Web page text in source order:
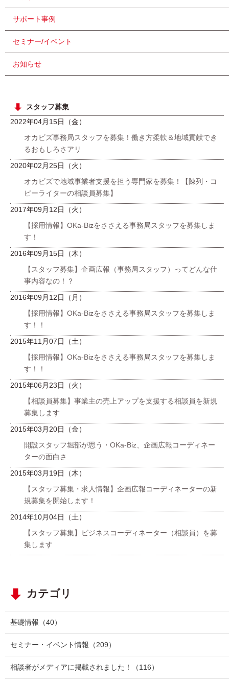
サポート事例
セミナー/イベント
お知らせ
スタッフ募集
2022年04月15日（金）
オカビズ事務局スタッフを募集！働き方柔軟＆地域貢献でき
るおもしろさアリ
2020年02月25日（火）
オカビズで地域事業者支援を担う専門家を募集！【陳列・コ
ピーライターの相談員募集】
2017年09月12日（火）
【採用情報】OKa-Bizをささえる事務局スタッフを募集しま
す！
2016年09月15日（木）
【スタッフ募集】企画広報（事務局スタッフ）ってどんな仕
事内容なの！？
2016年09月12日（月）
【採用情報】OKa-Bizをささえる事務局スタッフを募集しま
す！！
2015年11月07日（土）
【採用情報】OKa-Bizをささえる事務局スタッフを募集しま
す！！
2015年06月23日（火）
【相談員募集】事業主の売上アップを支援する相談員を新規
募集します
2015年03月20日（金）
開設スタッフ堀部が思う・OKa-Biz、企画広報コーディネー
ターの面白さ
2015年03月19日（木）
【スタッフ募集・求人情報】企画広報コーディネーターの新
規募集を開始します！
2014年10月04日（土）
【スタッフ募集】ビジネスコーディネーター（相談員）を募
集します
カテゴリ
基礎情報 （40）
セミナー・イベント情報 （209）
相談者がメディアに掲載されました！ （116）